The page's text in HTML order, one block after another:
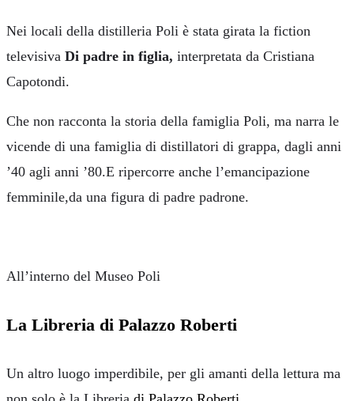
Nei locali della distilleria Poli è stata girata la fiction
televisiva Di padre in figlia, interpretata da Cristiana
Capotondi.
Che non racconta la storia della famiglia Poli, ma narra le
vicende di una famiglia di distillatori di grappa, dagli anni
’40 agli anni ’80.E ripercorre anche l’emancipazione
femminile,da una figura di padre padrone.
All’interno del Museo Poli
La Libreria di Palazzo Roberti
Un altro luogo imperdibile, per gli amanti della lettura ma